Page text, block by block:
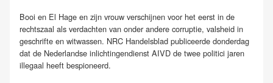
Booi en El Hage en zijn vrouw verschijnen voor het eerst in de
rechtszaal als verdachten van onder andere corruptie, valsheid in
geschrifte en witwassen. NRC Handelsblad publiceerde donderdag
dat de Nederlandse inlichtingendienst AIVD de twee politici jaren
illegaal heeft bespioneerd.